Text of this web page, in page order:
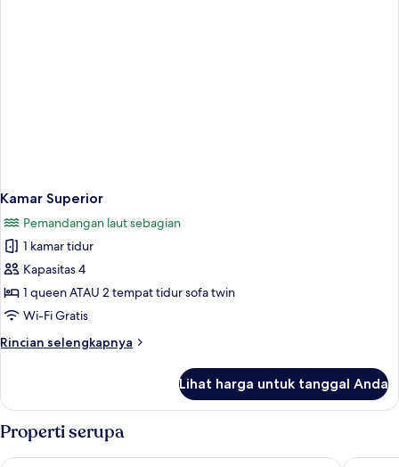
Kamar Superior
Pemandangan laut sebagian
1 kamar tidur
Kapasitas 4
1 queen ATAU 2 tempat tidur sofa twin
Wi-Fi Gratis
Rincian selengkapnya
Rincian
Kamar
Superior
Lihat harga untuk tanggal Anda
Properti serupa